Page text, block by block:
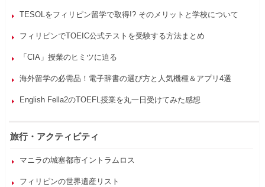
TESOLをフィリピン留学で取得!? そのメリットと学校について
フィリピンでTOEIC公式テストを受験する方法まとめ
「CIA」授業のヒミツに迫る
海外留学の必需品！電子辞書の選び方と人気機種＆アプリ4選
English Fella2のTOEFL授業を丸一日受けてみた感想
旅行・アクティビティ
マニラの城塞都市イントラムロス
フィリピンの世界遺産リスト